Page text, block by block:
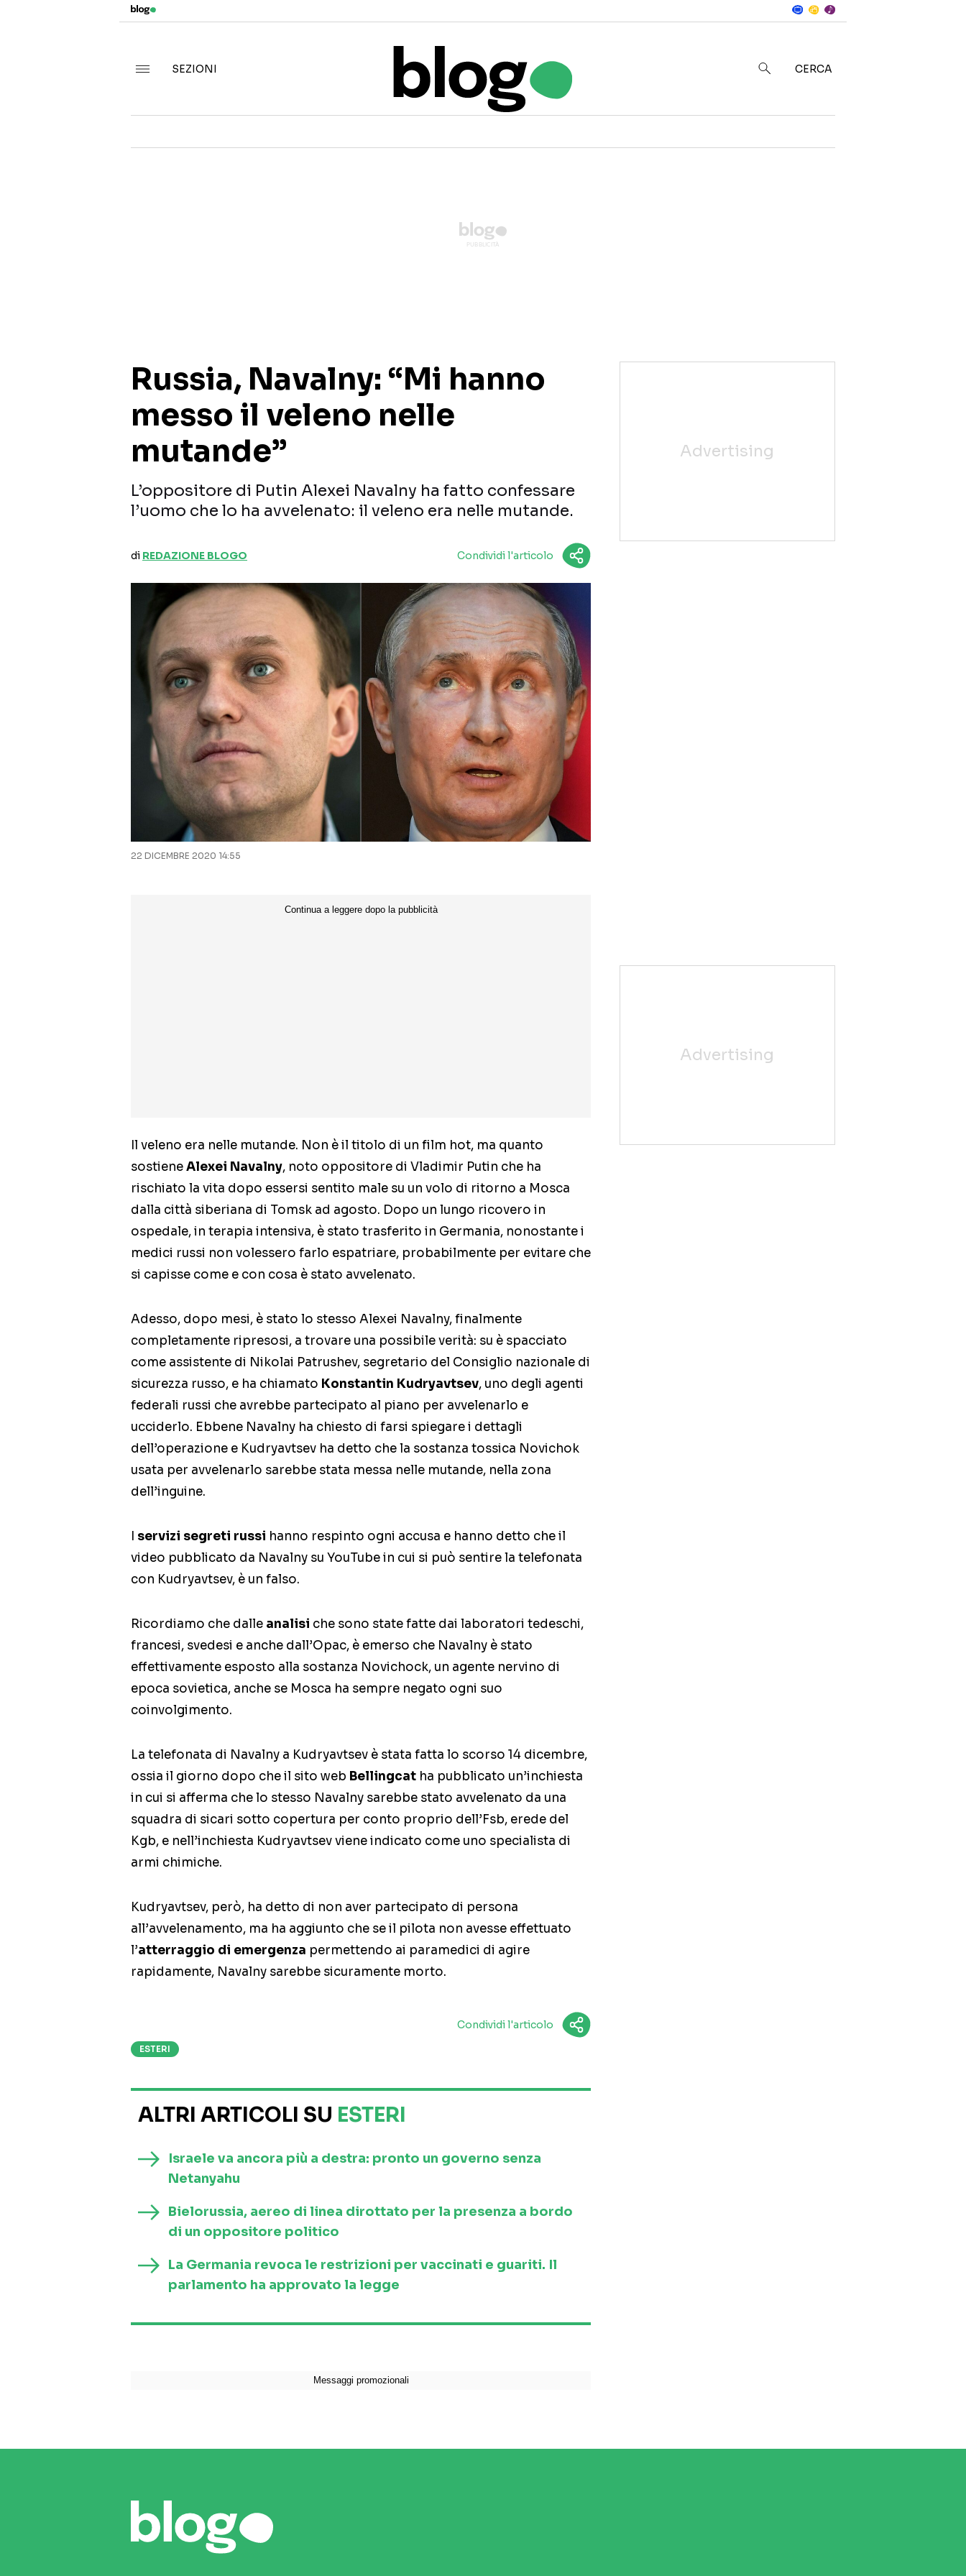
SEZIONI
CERCA
Russia, Navalny: “Mi hanno
messo il veleno nelle
mutande”
L’oppositore di Putin Alexei Navalny ha fatto confessare
l’uomo che lo ha avvelenato: il veleno era nelle mutande.
di REDAZIONE BLOGO Condividi l'articolo
22 DICEMBRE 2020 14:55
Il veleno era nelle mutande. Non è il titolo di un film hot, ma quanto
sostieneAlexei Navalny, noto oppositore di Vladimir Putin che ha
rischiato la vita dopo essersi sentito male su un volo di ritorno a Mosca
dalla città siberiana di Tomsk ad agosto. Dopo un lungo ricovero in
ospedale, in terapia intensiva, è stato trasferito in Germania, nonostante i
medici russi non volessero farlo espatriare, probabilmente per evitare che
si capisse come e con cosa è stato avvelenato.
Adesso, dopo mesi, è stato lo stesso Alexei Navalny, finalmente
completamente ripresosi, a trovare una possibile verità: su è spacciato
come assistente di Nikolai Patrushev, segretario del Consiglio nazionale di
sicurezza russo, e ha chiamato Konstantin Kudryavtsev, uno degli agenti
federali russi che avrebbe partecipato al piano per avvelenarlo e
ucciderlo. Ebbene Navalny ha chiesto di farsi spiegare i dettagli
dell’operazione e Kudryavtsev ha detto che la sostanza tossica Novichok
usata per avvelenarlo sarebbe stata messa nelle mutande, nella zona
dell’inguine.
I servizi segreti russi hanno respinto ogni accusa e hanno detto che il
video pubblicato da Navalny su YouTube in cui si può sentire la telefonata
con Kudryavtsev, è un falso.
Ricordiamo che dalle analisi che sono state fatte dai laboratori tedeschi,
francesi, svedesi e anche dall’Opac, è emerso che Navalny è stato
effettivamente esposto alla sostanza Novichock, un agente nervino di
epoca sovietica, anche se Mosca ha sempre negato ogni suo
coinvolgimento.
La telefonata di Navalny a Kudryavtsev è stata fatta lo scorso 14 dicembre,
ossia il giorno dopo che il sito web Bellingcat ha pubblicato un’inchiesta
in cui si afferma che lo stesso Navalny sarebbe stato avvelenato da una
squadra di sicari sotto copertura per conto proprio dell’Fsb, erede del
Kgb, e nell’inchiesta Kudryavtsev viene indicato come uno specialista di
armi chimiche.
Kudryavtsev, però, ha detto di non aver partecipato di persona
all’avvelenamento, ma ha aggiunto che se il pilota non avesse effettuato
l’atterraggio di emergenza permettendo ai paramedici di agire
rapidamente, Navalny sarebbe sicuramente morto.
Condividi l'articolo
ESTERI
ALTRI ARTICOLI SU ESTERI
Israele va ancora più a destra: pronto un governo senza
Netanyahu
Bielorussia, aereo di linea dirottato per la presenza a bordo
di un oppositore politico
La Germania revoca le restrizioni per vaccinati e guariti. Il
parlamento ha approvato la legge